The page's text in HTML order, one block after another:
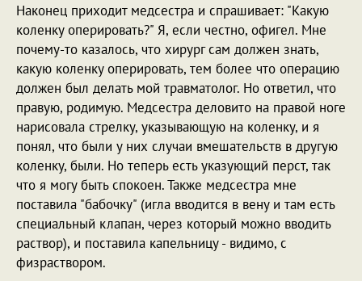
Наконец приходит медсестра и спрашивает: "Какую
коленку оперировать?" Я, если честно, офигел. Мне
почему-то казалось, что хирург сам должен знать,
какую коленку оперировать, тем более что операцию
должен был делать мой травматолог. Но ответил, что
правую, родимую. Медсестра деловито на правой ноге
нарисовала стрелку, указывающую на коленку, и я
понял, что были у них случаи вмешательств в другую
коленку, были. Но теперь есть указующий перст, так
что я могу быть спокоен. Также медсестра мне
поставила "бабочку" (игла вводится в вену и там есть
специальный клапан, через который можно вводить
раствор), и поставила капельницу - видимо, с
физраствором.